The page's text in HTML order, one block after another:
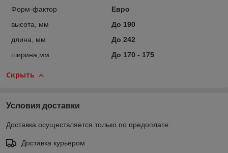
Форм-фактор
Евро
высота, мм
До 190
длина, мм
До 242
ширина,мм
До 170 - 175
Скрыть
Условия доставки
Доставка осуществляется только по предоплате.
Доставка курьером